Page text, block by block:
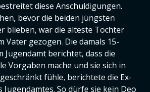
diese Anschuldigungen.
bevor die beiden jüngsten
blieben, war die älteste Tochter
Vater gezogen. Die damals 15-
Jugendamt berichtet, dass die
Vorgaben mache und sie sich in
fühle, berichtete die Ex-
So dürfe sie kein Deo